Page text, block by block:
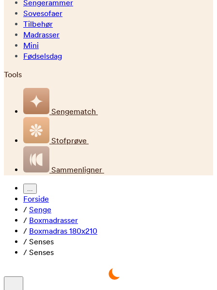
Sengerammer
Sovesofaer
Tilbehør
Madrasser
Mini
Fødselsdag
Tools
Sengematch
Stofprøve
Sammenligner
...
Forside
/ Senge
/ Boxmadrasser
/ Boxmadras 180x210
/ Senses
/ Senses